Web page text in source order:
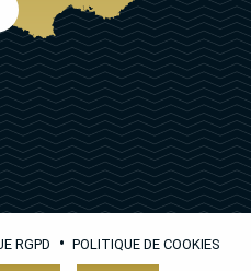
RGPD • POLITIQUE DE COOKIES